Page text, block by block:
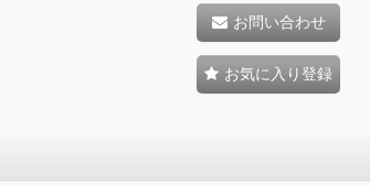
お問い合わせ
お気に入り登録